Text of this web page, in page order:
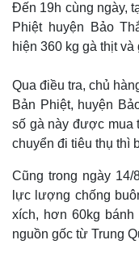
Đến 19h cùng ngày,
Phiệt huyện Bảo
hiện 360 kg gà thịt
Qua điều tra, chủ
Bản Phiệt, huyện
số gà này được mua
chuyển đi tiêu thụ thì
Cũng trong ngày
lực lượng chống
xích, hơn 60kg
nguồn gốc từ Trung